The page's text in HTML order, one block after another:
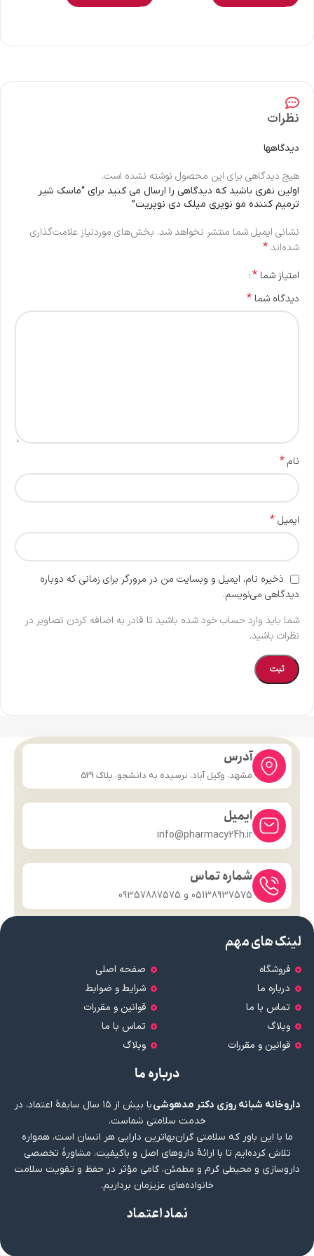
نظرات
دیدگاهها
هیچ دیدگاهی برای این محصول نوشته نشده است.
اولین نفری باشید که دیدگاهی را ارسال می کنید برای “ماسک شیر
ترمیم کننده مو نوپری میلک دی نوپریت”
نشانی ایمیل شما منتشر نخواهد شد. بخش‌های موردنیاز علامت‌گذاری
شده‌اند*
امتیاز شما *
دیدگاه شما *
نام*
ایمیل*
ذخیره نام، ایمیل و وبسایت من در مرورگر برای زمانی که دوباره
دیدگاهی می‌نویسم.
شما باید وارد حساب خود شده باشید تا قادر به اضافه کردن تصاویر در
نظرات باشید.
آدرس
مشهد، وکیل آباد، نرسیده به دانشجو، پلاک 529
ایمیل
info@pharmacy24h.ir
شماره تماس
05138937575 و 09357887575
لینک های مهم
فروشگاه
درباره ما
تماس با ما
وبلاگ
قوانین و مقررات
صفحه اصلی
شرایط و ضوابط
قوانین و مقررات
تماس با ما
وبلاگ
درباره ما
داروخانه شبانه روزی دکتر مدهوشی
با بیش از ۱۵ سال سابقهٔ اعتماد، در
خدمت سلامتی شماست.
ما با این باور که سلامتی گران‌بهاترین دارایی هر انسان است، همواره
تلاش کرده‌ایم تا با ارائهٔ داروهای اصل و باکیفیت، مشاورهٔ تخصصی
داروسازی و محیطی گرم و مطمئن، گامی مؤثر در حفظ و تقویت سلامت
خانواده‌های عزیزمان برداریم.
نماد اعتماد